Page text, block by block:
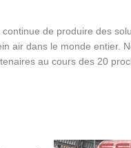
de produire des
air dans le monde entier.
au cours des 20